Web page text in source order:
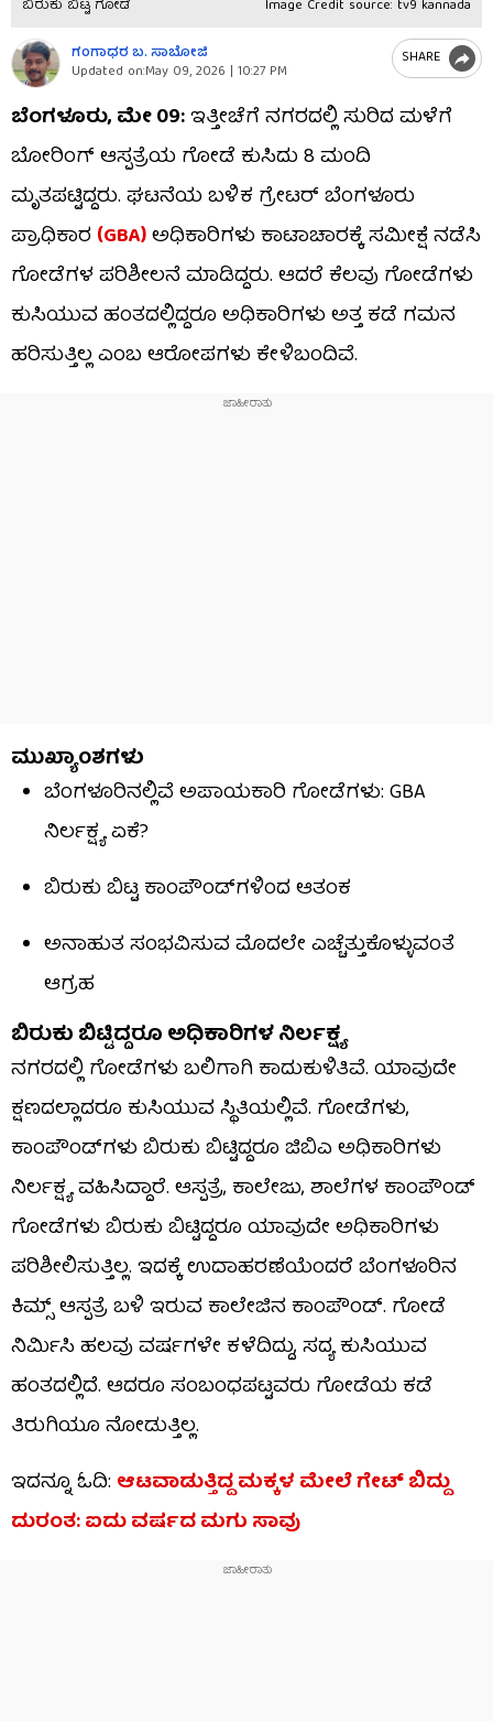
ಬಿರುಕು ಬಿಟ್ಟ ಗೋಡೆ Image Credit source: tv9 kannada
ಗಂಗಾಧರ​ ಬ. ಸಾಬೋಜಿ
Updated on:May 09, 2026 | 10:27 PM
SHARE
ಬೆಂಗಳೂರು, ಮೇ 09:ಇತ್ತೀಚೆಗೆ ನಗರದಲ್ಲಿ ಸುರಿದ ಮಳೆಗೆ
ಬೋರಿಂಗ್ ಆಸ್ಪತ್ರೆಯ ಗೋಡೆ ಕುಸಿದು 8 ಮಂದಿ
ಮೃತಪಟ್ಟಿದ್ದರು. ಘಟನೆಯ ಬಳಿಕ ಗ್ರೇಟರ್ ಬೆಂಗಳೂರು
ಪ್ರಾಧಿಕಾರ (GBA)ಅಧಿಕಾರಿಗಳು ಕಾಟಾಚಾರಕ್ಕೆ ಸಮೀಕ್ಷೆ ನಡೆಸಿ
ಗೋಡೆಗಳ ಪರಿಶೀಲನೆ ಮಾಡಿದ್ದರು. ಆದರೆ ಕೆಲವು ಗೋಡೆಗಳು
ಕುಸಿಯುವ ಹಂತದಲ್ಲಿದ್ದರೂ ಅಧಿಕಾರಿಗಳು ಅತ್ತ ಕಡೆ ಗಮನ
ಹರಿಸುತ್ತಿಲ್ಲ ಎಂಬ ಆರೋಪಗಳು ಕೇಳಿಬಂದಿವೆ.
ಮುಖ್ಯಾಂಶಗಳು
ಬೆಂಗಳೂರಿನಲ್ಲಿವೆ ಅಪಾಯಕಾರಿ ಗೋಡೆಗಳು: GBA
ನಿರ್ಲಕ್ಷ್ಯ ಏಕೆ?
ಬಿರುಕು ಬಿಟ್ಟ ಕಾಂಪೌಂಡ್‌ಗಳಿಂದ ಆತಂಕ
ಅನಾಹುತ ಸಂಭವಿಸುವ ಮೊದಲೇ ಎಚ್ಚೆತ್ತುಕೊಳ್ಳುವಂತೆ
ಆಗ್ರಹ
ಬಿರುಕು ಬಿಟ್ಟಿದ್ದರೂ ಅಧಿಕಾರಿಗಳ ನಿರ್ಲಕ್ಷ್ಯ
ನಗರದಲ್ಲಿ ಗೋಡೆಗಳು ಬಲಿಗಾಗಿ ಕಾದುಕುಳಿತಿವೆ. ಯಾವುದೇ
ಕ್ಷಣದಲ್ಲಾದರೂ ಕುಸಿಯುವ ಸ್ಥಿತಿಯಲ್ಲಿವೆ. ಗೋಡೆಗಳು,
ಕಾಂಪೌಂಡ್​ಗಳು ಬಿರುಕು ಬಿಟ್ಟಿದ್ದರೂ ಜಿಬಿಎ ಅಧಿಕಾರಿಗಳು
ನಿರ್ಲಕ್ಷ್ಯ ವಹಿಸಿದ್ದಾರೆ. ಆಸ್ಪತ್ರೆ, ಕಾಲೇಜು, ಶಾಲೆಗಳ ಕಾಂಪೌಂಡ್
ಗೋಡೆಗಳು ಬಿರುಕು ಬಿಟ್ಟಿದ್ದರೂ ಯಾವುದೇ ಅಧಿಕಾರಿಗಳು
ಪರಿಶೀಲಿಸುತ್ತಿಲ್ಲ. ಇದಕ್ಕೆ ಉದಾಹರಣೆಯೆಂದರೆ ಬೆಂಗಳೂರಿನ
ಕಿಮ್ಸ್ ಆಸ್ಪತ್ರೆ ಬಳಿ ಇರುವ ಕಾಲೇಜಿನ ಕಾಂಪೌಂಡ್. ಗೋಡೆ
ನಿರ್ಮಿಸಿ ಹಲವು ವರ್ಷಗಳೇ ಕಳೆದಿದ್ದು, ಸದ್ಯ ಕುಸಿಯುವ
ಹಂತದಲ್ಲಿದೆ. ಆದರೂ ಸಂಬಂಧಪಟ್ಟವರು ಗೋಡೆಯ ಕಡೆ
ತಿರುಗಿಯೂ ನೋಡುತ್ತಿಲ್ಲ.
ಇದನ್ನೂ ಓದಿ: ಆಟವಾಡುತ್ತಿದ್ದ ಮಕ್ಕಳ ಮೇಲೆ ಗೇಟ್ ಬಿದ್ದು
ದುರಂತ: ಐದು ವರ್ಷದ ಮಗು ಸಾವು